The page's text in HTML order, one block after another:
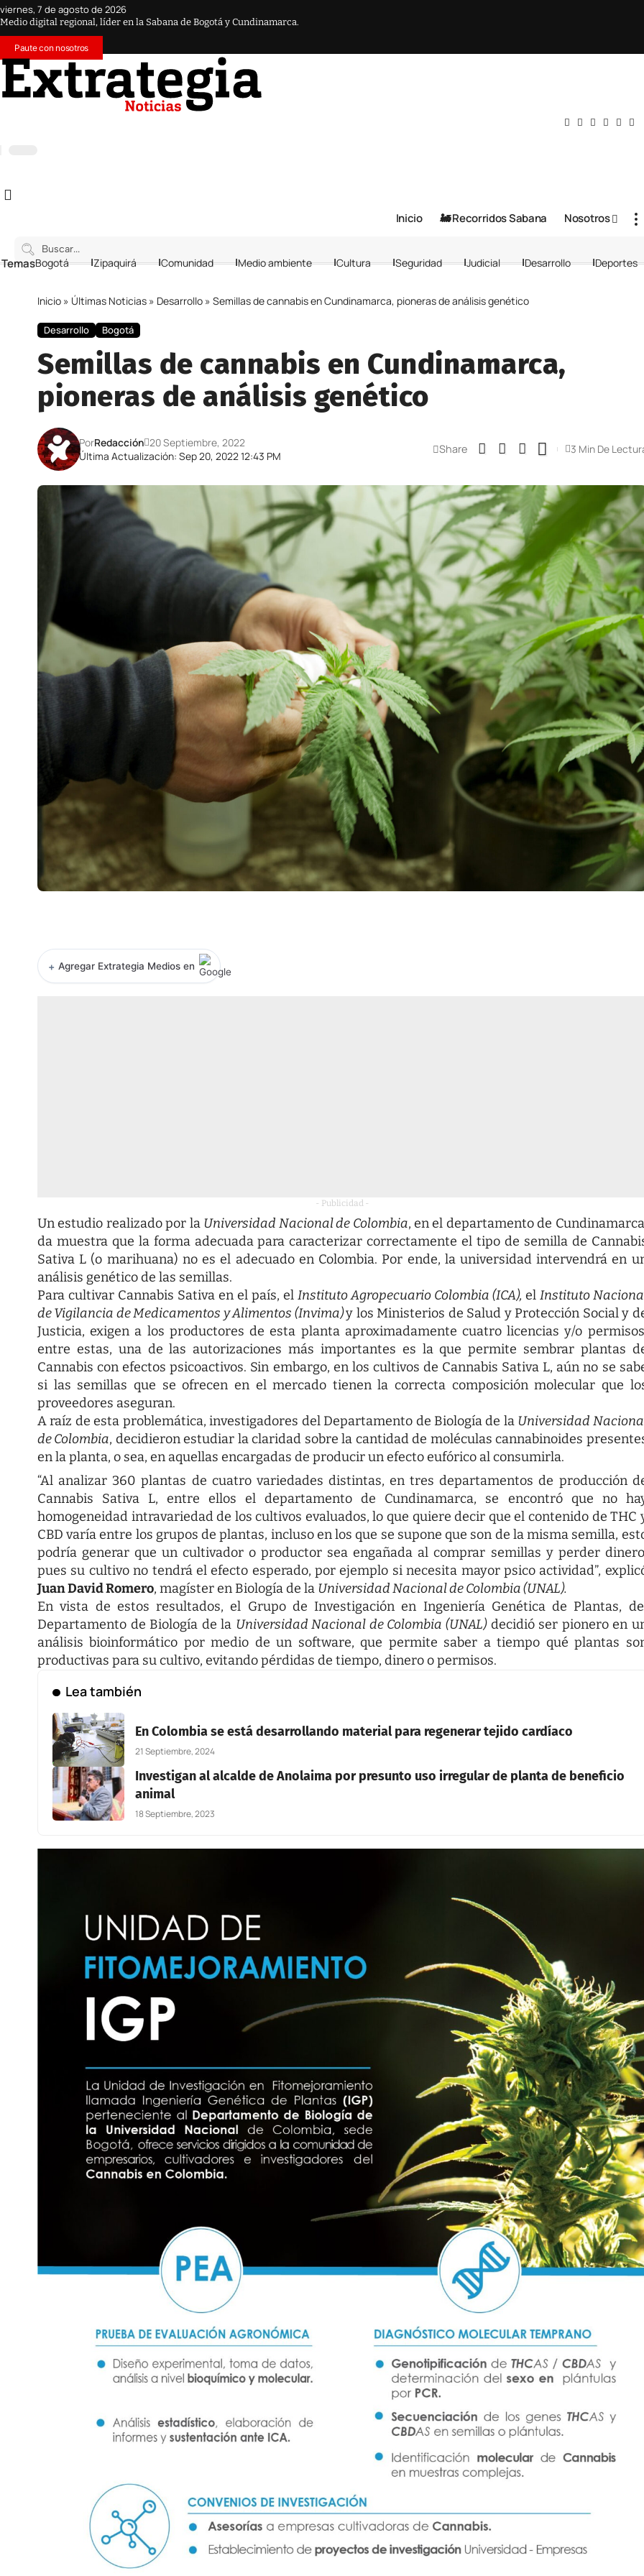
viernes, 7 de agosto de 2026
Medio digital regional, líder en la Sabana de Bogotá y Cundinamarca.
Paute con nosotros
Inicio 🚂 Recorridos Sabana Nosotros
Bogotá Zipaquirá Comunidad Medio ambiente Cultura Seguridad Judicial Desarrollo Deportes
Inicio » Últimas Noticias » Desarrollo » Semillas de cannabis en Cundinamarca, pioneras de análisis genético
Desarrollo Bogotá
Semillas de cannabis en Cundinamarca,
pioneras de análisis genético
Última Actualización: Sep 20, 2022 12:43 PM
PorRedacción 20 Septiembre, 2022 Share 3 Min De
+ Agregar Extrategia Medios en
- Publicidad -
Un estudio realizado por la Universidad Nacional de Colombia, en el departamento de
da muestra que la forma adecuada para caracterizar correctamente el tipo de semilla de
Sativa L (o marihuana) no es el adecuado en Colombia. Por ende, la universidad intervendrá en
análisis genético de las semillas.
Para cultivar Cannabis Sativa en el país, el Instituto Agropecuario Colombia (ICA), el Instituto
de Vigilancia de Medicamentos y Alimentos (Invima)y los Ministerios de Salud y Protección Social y
Justicia, exigen a los productores de esta planta aproximadamente cuatro licencias y/o
entre estas, una de las autorizaciones más importantes es la que permite sembrar plantas
Cannabis con efectos psicoactivos. Sin embargo, en los cultivos de Cannabis Sativa L, aún no se
si las semillas que se ofrecen en el mercado tienen la correcta composición molecular que
proveedores aseguran.
A raíz de esta problemática, investigadores del Departamento de Biología de la Universidad
de Colombia, decidieron estudiar la claridad sobre la cantidad de moléculas cannabinoides
en la planta, o sea, en aquellas encargadas de producir un efecto eufórico al consumirla.
“Al analizar 360 plantas de cuatro variedades distintas, en tres departamentos de producción
Cannabis Sativa L, entre ellos el departamento de Cundinamarca, se encontró que no
homogeneidad intravariedad de los cultivos evaluados, lo que quiere decir que el contenido de THC
CBD varía entre los grupos de plantas, incluso en los que se supone que son de la misma semilla,
podría generar que un cultivador o productor sea engañada al comprar semillas y perder
pues su cultivo no tendrá el efecto esperado, por ejemplo si necesita mayor psico actividad”,
Juan David Romero, magíster en Biología de la Universidad Nacional de Colombia (UNAL).
En vista de estos resultados, el Grupo de Investigación en Ingeniería Genética de Plantas,
Departamento de Biología de la Universidad Nacional de Colombia (UNAL)decidió ser pionero en
análisis bioinformático por medio de un software, que permite saber a tiempo qué plantas
productivas para su cultivo, evitando pérdidas de tiempo, dinero o permisos.
Lea también
En Colombia se está desarrollando material para regenerar tejido cardíaco
21 Septiembre, 2024
Investigan al alcalde de Anolaima por presunto uso irregular de planta de beneficio
animal
18 Septiembre, 2023